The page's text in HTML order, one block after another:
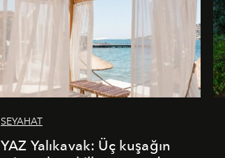
SEYAHAT
YAZ Yalıkavak: Üç kuşağın